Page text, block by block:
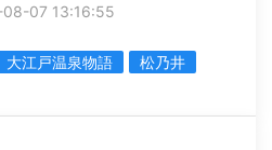
07 13:16:55
大江戸温泉物語
松乃井